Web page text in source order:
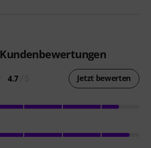
Kundenbewertungen
4.7 Jetzt bewerten